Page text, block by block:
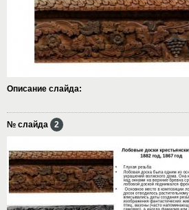
Описание слайда:
№ слайда 2